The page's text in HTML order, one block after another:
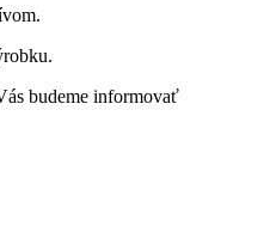
budeme informovať